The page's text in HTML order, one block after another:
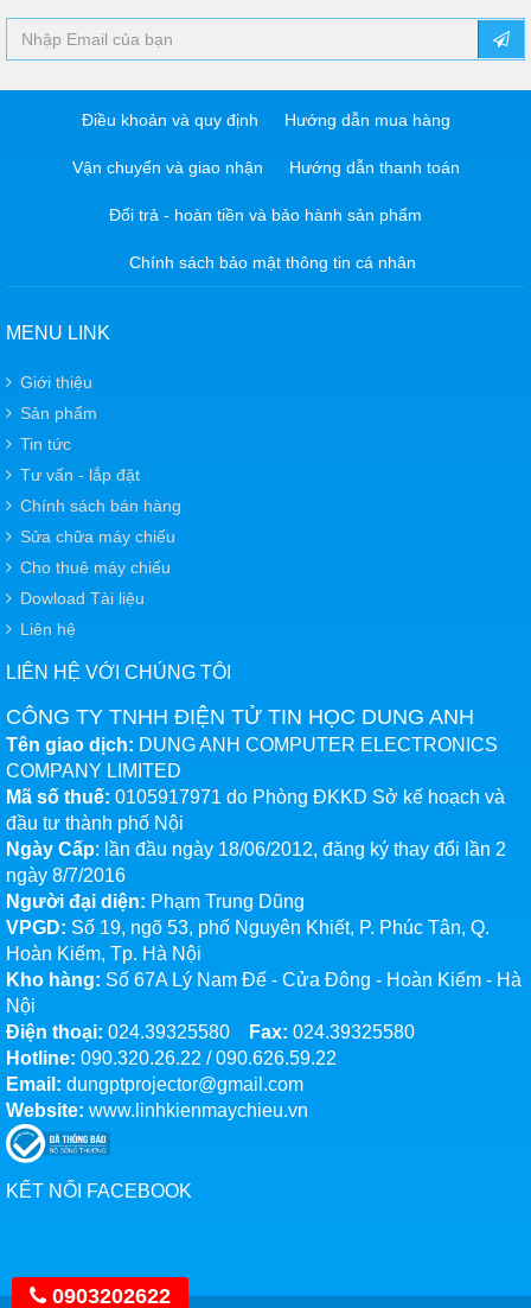
Điều khoản và quy định Hướng dẫn mua hàng
Vận chuyển và giao nhận Hướng dẫn thanh toán
Đổi trả - hoàn tiền và bảo hành sản phẩm
Chính sách bảo mật thông tin cá nhân
MENU LINK
Giới thiệu
Sản phẩm
Tin tức
Tư vấn - lắp đặt
Chính sách bán hàng
Sửa chữa máy chiếu
Cho thuê máy chiếu
Dowload Tài liệu
Liên hệ
LIÊN HỆ VỚI CHÚNG TÔI
CÔNG TY TNHH ĐIỆN TỬ TIN HỌC DUNG ANH
Tên giao dịch: DUNG ANH COMPUTER ELECTRONICS
COMPANY LIMITED
Mã số thuế: 0105917971 do Phòng ĐKKD Sở kế hoạch và
đầu tư thành phố Nội
Ngày Cấp: lần đầu ngày 18/06/2012, đăng ký thay đổi lần 2
ngày 8/7/2016
Người đại diện: Phạm Trung Dũng
VPGD: Số 19, ngõ 53, phố Nguyên Khiết, P. Phúc Tân, Q.
Hoàn Kiếm, Tp. Hà Nội
Kho hàng: Số 67A Lý Nam Đế - Cửa Đông - Hoàn Kiếm - Hà
Nội
Điện thoại: 024.39325580 Fax: 024.39325580
Hotline: 090.320.26.22 /090.626.59.22
Email: dungptprojector@gmail.com
Website: www.linhkienmaychieu.vn
KẾT NỐI FACEBOOK
0903202622